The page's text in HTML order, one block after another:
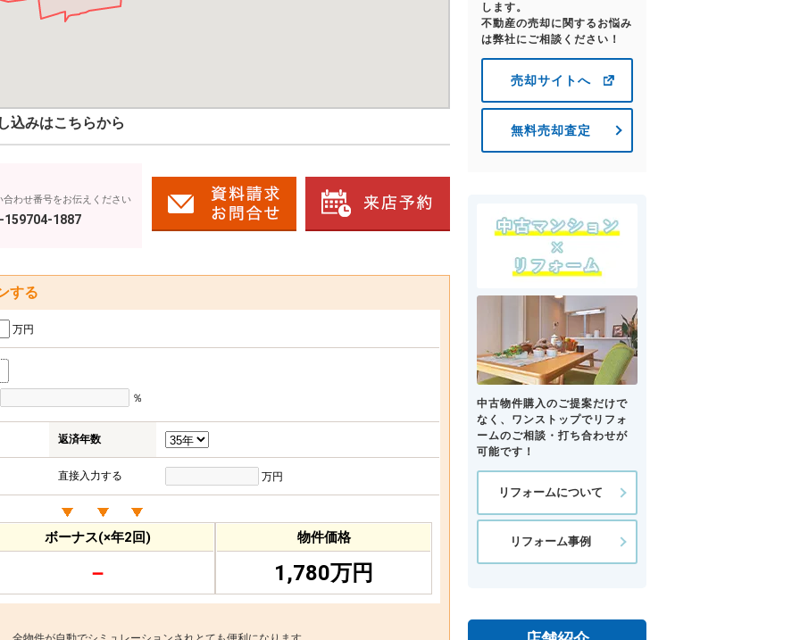
込みはこちらから
合わせ番号をお伝えください
159704-1887
する
万円
％
返済年数
直接入力する 万円
ボーナス(×年2回)
－
物件価格
1,780万円
します。
不動産の売却に関するお悩み
は弊社にご相談ください！
売却サイトへ
無料売却査定
中古物件購入のご提案だけで
なく、ワンストップでリフォ
ームのご相談・打ち合わせが
可能です！
リフォームについて
リフォーム事例